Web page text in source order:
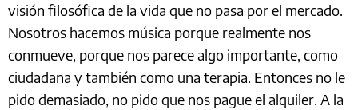
visión filosófica de la vida que no pasa por el mercado.
Nosotros hacemos música porque realmente nos
conmueve, porque nos parece algo importante, como
ciudadana y también como una terapia. Entonces no le
pido demasiado, no pido que nos pague el alquiler. A la